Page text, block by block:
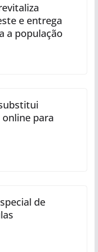
e entrega
a população
para
de